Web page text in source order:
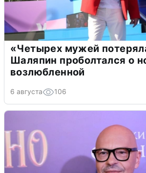
«Четырех мужей
Шаляпин проболтался о
возлюбленной
6 августа 106